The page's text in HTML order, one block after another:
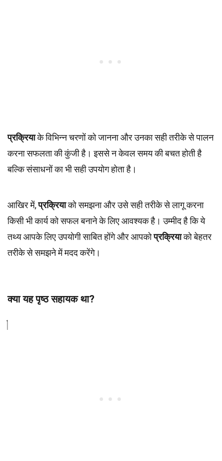
प्रक्रियाके विभिन्न चरणों को जानना और उनका सही तरीके से पालन
करना सफलता की कुंजी है। इससे न केवल समय की बचत होती है
बल्कि संसाधनों का भी सही उपयोग होता है।
आखिर में,प्रक्रियाको समझना और उसे सही तरीके से लागू करना
किसी भी कार्य को सफल बनाने के लिए आवश्यक है। उम्मीद है कि ये
तथ्य आपके लिए उपयोगी साबित होंगे और आपकोप्रक्रियाको बेहतर
तरीके से समझने में मदद करेंगे।
क्या यह पृष्ठ सहायक था?